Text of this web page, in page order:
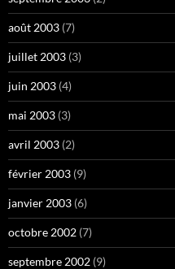
août 2003 (7)
juillet 2003 (3)
juin 2003 (4)
mai 2003 (3)
avril 2003 (2)
février 2003 (9)
janvier 2003 (6)
octobre 2002 (7)
septembre 2002 (9)